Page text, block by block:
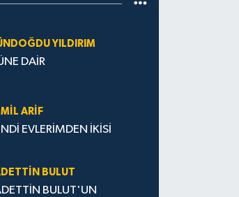
YILDIRIM
DAİR
ARİF
EVLERİMDEN İKİSİ
BULUT
BULUT'UN